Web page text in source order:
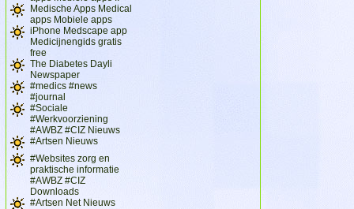
Medische Apps Medical
apps Mobiele apps
iPhone Medscape app
Medicijnengids gratis
free
The Diabetes Dayli
Newspaper
#medics #news
#journal
#Sociale
#Werkvoorziening
#AWBZ #CIZ Nieuws
#Artsen Nieuws
#Websites zorg en
praktische informatie
#AWBZ #CIZ
Downloads
#Artsen Net Nieuws